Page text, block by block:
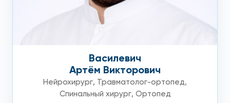
Василевич
Артём Викторович
Нейрохирург, Травматолог-ортопед,
Спинальный хирург, Ортопед